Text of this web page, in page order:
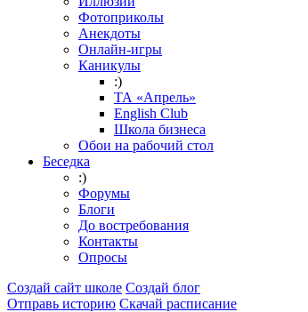
Фотоприколы
Анекдоты
Онлайн-игры
Каникулы
:)
ТА «Апрель»
English Club
Школа бизнеса
Обои на рабочий стол
Беседка
:)
Форумы
Блоги
До востребования
Контакты
Опросы
Создай сайт школе Создай блог
Отправь историю Скачай расписание